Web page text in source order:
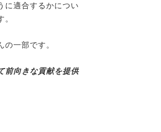
に適合するかについ
一部です。
前向きな貢献を提供